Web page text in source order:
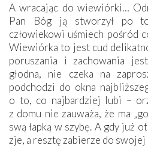
A wracając do wiewiórki…
Pan Bóg ją stworzył po
człowiekowi uśmiech pośród
Wiewiórka to jest cud
poruszania i zachowania
głodna, nie czeka na
podchodzi do okna
o to, co najbardziej lubi –
z domu nie zauważa, że ma
swą łapką w szybę. A gdy już
zje, a resztę zabierze do